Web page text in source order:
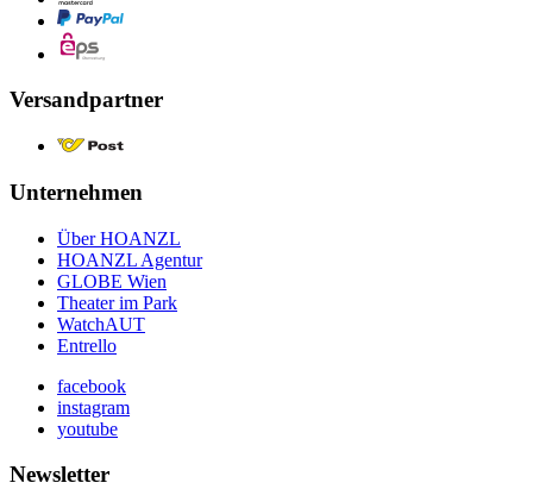
Versandpartner
Unternehmen
Über HOANZL
HOANZL Agentur
GLOBE Wien
Theater im Park
WatchAUT
Entrello
facebook
instagram
youtube
Newsletter